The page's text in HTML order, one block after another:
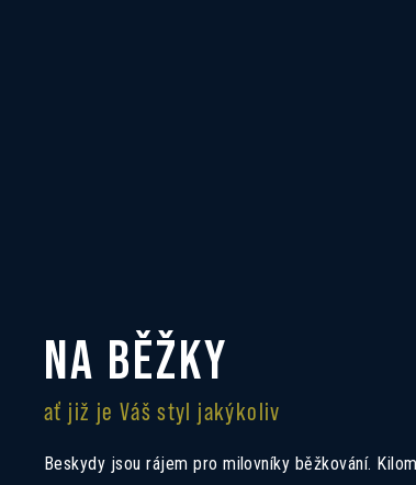
NA BĚŽKY
ať již je Váš styl jakýkoliv
Beskydy jsou rájem pro milovníky běžkování.